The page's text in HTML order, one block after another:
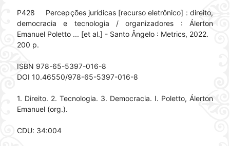
P428 Percepções jurídicas [recurso eletrônico] : direito,
democracia e tecnologia / organizadores : Álerton
Emanuel Poletto ... [et al.] - Santo Ângelo : Metrics, 2022.
200 p.
ISBN 978-65-5397-016-8
DOI 10.46550/978-65-5397-016-8
1. Direito. 2. Tecnologia. 3. Democracia. I. Poletto, Álerton
Emanuel (org.).
CDU: 34:004